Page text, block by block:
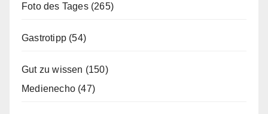
Foto des Tages(265)
Gastrotipp (54)
Gut zu wissen (150)
Medienecho (47)